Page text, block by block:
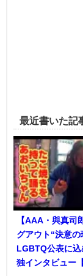
最近書いた記
【AAA・與真司
グアウト“決意の
LGBTQ公表に
独インタビュー